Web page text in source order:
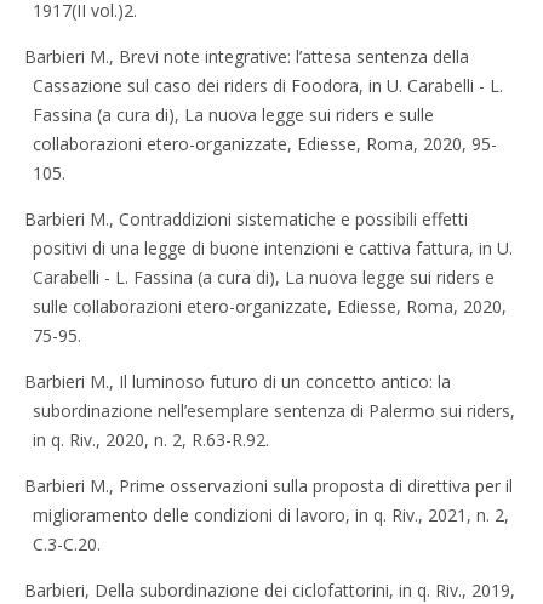
1917(II vol.)2.
Barbieri M., Brevi note integrative: l’attesa sentenza della
Cassazione sul caso dei riders di Foodora, in U. Carabelli - L.
Fassina (a cura di), La nuova legge sui riders e sulle
collaborazioni etero-organizzate, Ediesse, Roma, 2020, 95-
105.
Barbieri M., Contraddizioni sistematiche e possibili effetti
positivi di una legge di buone intenzioni e cattiva fattura, in U.
Carabelli - L. Fassina (a cura di), La nuova legge sui riders e
sulle collaborazioni etero-organizzate, Ediesse, Roma, 2020,
75-95.
Barbieri M., Il luminoso futuro di un concetto antico: la
subordinazione nell’esemplare sentenza di Palermo sui riders,
in q. Riv., 2020, n. 2, R.63-R.92.
Barbieri M., Prime osservazioni sulla proposta di direttiva per il
miglioramento delle condizioni di lavoro, in q. Riv., 2021, n. 2,
C.3-C.20.
Barbieri, Della subordinazione dei ciclofattorini, in q. Riv., 2019,